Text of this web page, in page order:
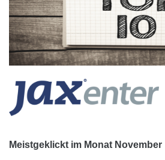
Meistgeklickt im Monat November